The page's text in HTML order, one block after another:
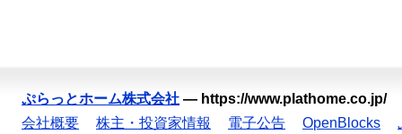
ぷらっとホーム株式会社 — https://www.plathome.co.jp/
会社概要
株主・投資家情報 電子公告 OpenBlocks